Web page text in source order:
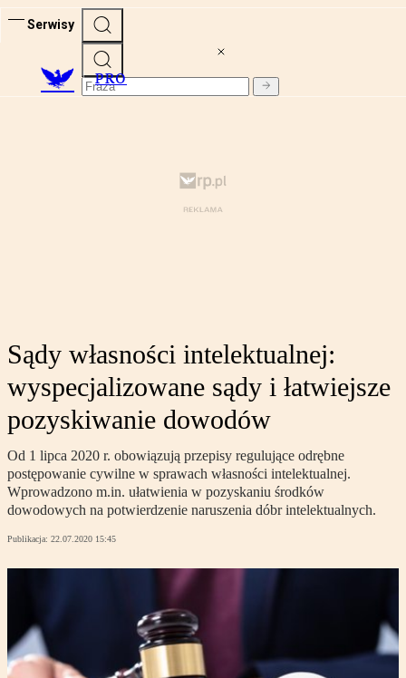
Serwisy
PRO
Sądy własności intelektualnej:
wyspecjalizowane sądy i łatwiejsze
pozyskiwanie dowodów
Od 1 lipca 2020 r. obowiązują przepisy regulujące odrębne
postępowanie cywilne w sprawach własności intelektualnej.
Wprowadzono m.in. ułatwienia w pozyskaniu środków
dowodowych na potwierdzenie naruszenia dóbr intelektualnych.
Publikacja: 22.07.2020 15:45